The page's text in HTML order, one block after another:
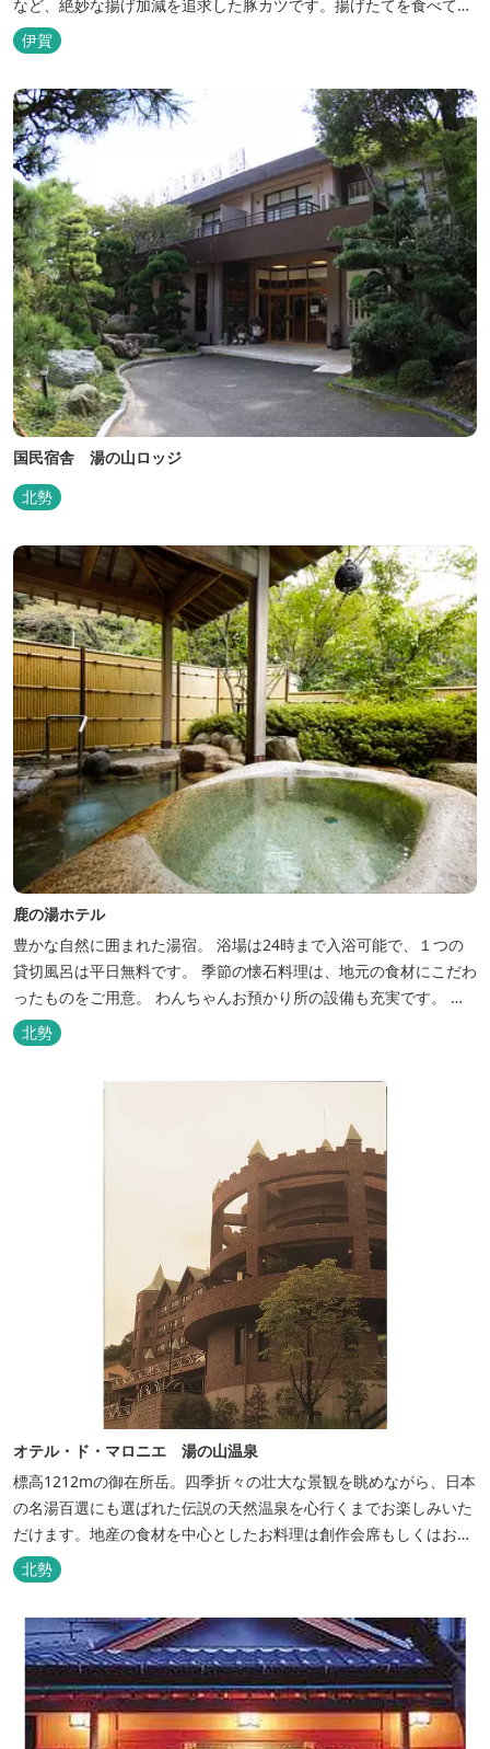
など、絶妙な揚げ加減を追求した豚カツです。揚げたてを食べてい
ただくために、注文後じっくり揚げてお出ししています。 ★手作
りのお蕎麦をお楽しみいただけます！ お蕎麦は毎日お店で打ってつ
くっております。北海道や三重のそば粉を使用してつくる、喉ごし
の良い昔ながらのお蕎麦...
伊賀
国民宿舎 湯の山ロッジ
北勢
鹿の湯ホテル
豊かな自然に囲まれた湯宿。 浴場は24時まで入浴可能で、１つの
貸切風呂は平日無料です。 季節の懐石料理は、地元の食材にこだわ
ったものをご用意。 わんちゃんお預かり所の設備も充実です。 女
将手作りのお酢とカモシカソフトが人気です。 お食事処と大浴場の
脱衣所に最新の高機能換気設備を導入いたしました。
北勢
オテル・ド・マロニエ 湯の山温泉
標高1212mの御在所岳。四季折々の壮大な景観を眺めながら、日本
の名湯百選にも選ばれた伝説の天然温泉を心行くまでお楽しみいた
だけます。地産の食材を中心としたお料理は創作会席もしくはお箸
でもお楽しみいただける本格フレンチをお選びいただけ、会席・フ
レンチコースとも同じテーブルにてご賞味いただけます。また館内
していただける会員制リゾートホ...
北勢